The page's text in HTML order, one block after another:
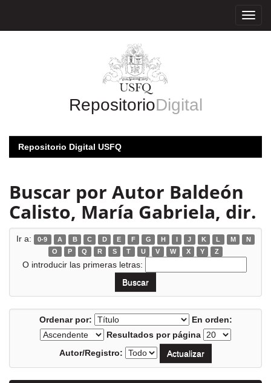
RepositorioDigital
Repositorio Digital USFQ
Buscar por Autor Baldeón
Calisto, María Gabriela, dir.
Ir a: 0-9 A B C D E F G H I J K L M
N
O
P Q R S T U V W X Y Z
O introducir las primeras letras:
Ordenar por:
En orden:
Resultados por página
Autor/Registro: